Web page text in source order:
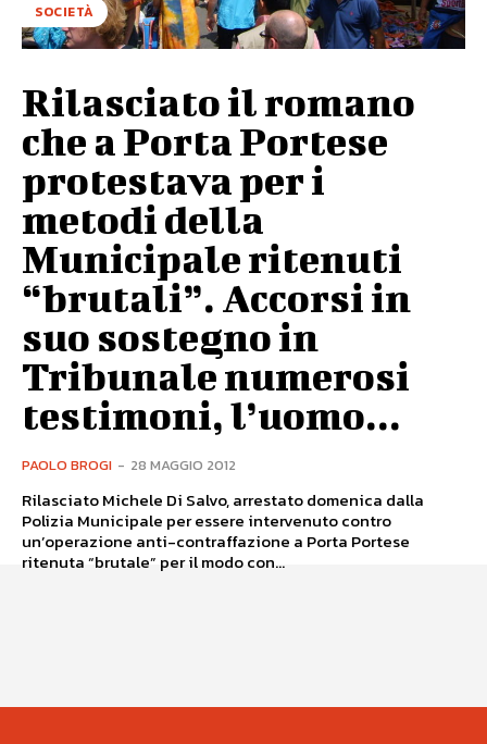
SOCIETÀ
Rilasciato il romano
che a Porta Portese
protestava per i
metodi della
Municipale ritenuti
“brutali”. Accorsi in
suo sostegno in
Tribunale numerosi
testimoni, l’uomo...
PAOLO BROGI - 28 MAGGIO 2012
Rilasciato Michele Di Salvo, arrestato domenica dalla
Polizia Municipale per essere intervenuto contro
un’operazione anti-contraffazione a Porta Portese
ritenuta “brutale” per il modo con...